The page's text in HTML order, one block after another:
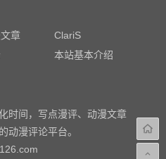
章
ClariS
本站基本介绍
时间，写点漫评、动漫文章
动漫评论平台。